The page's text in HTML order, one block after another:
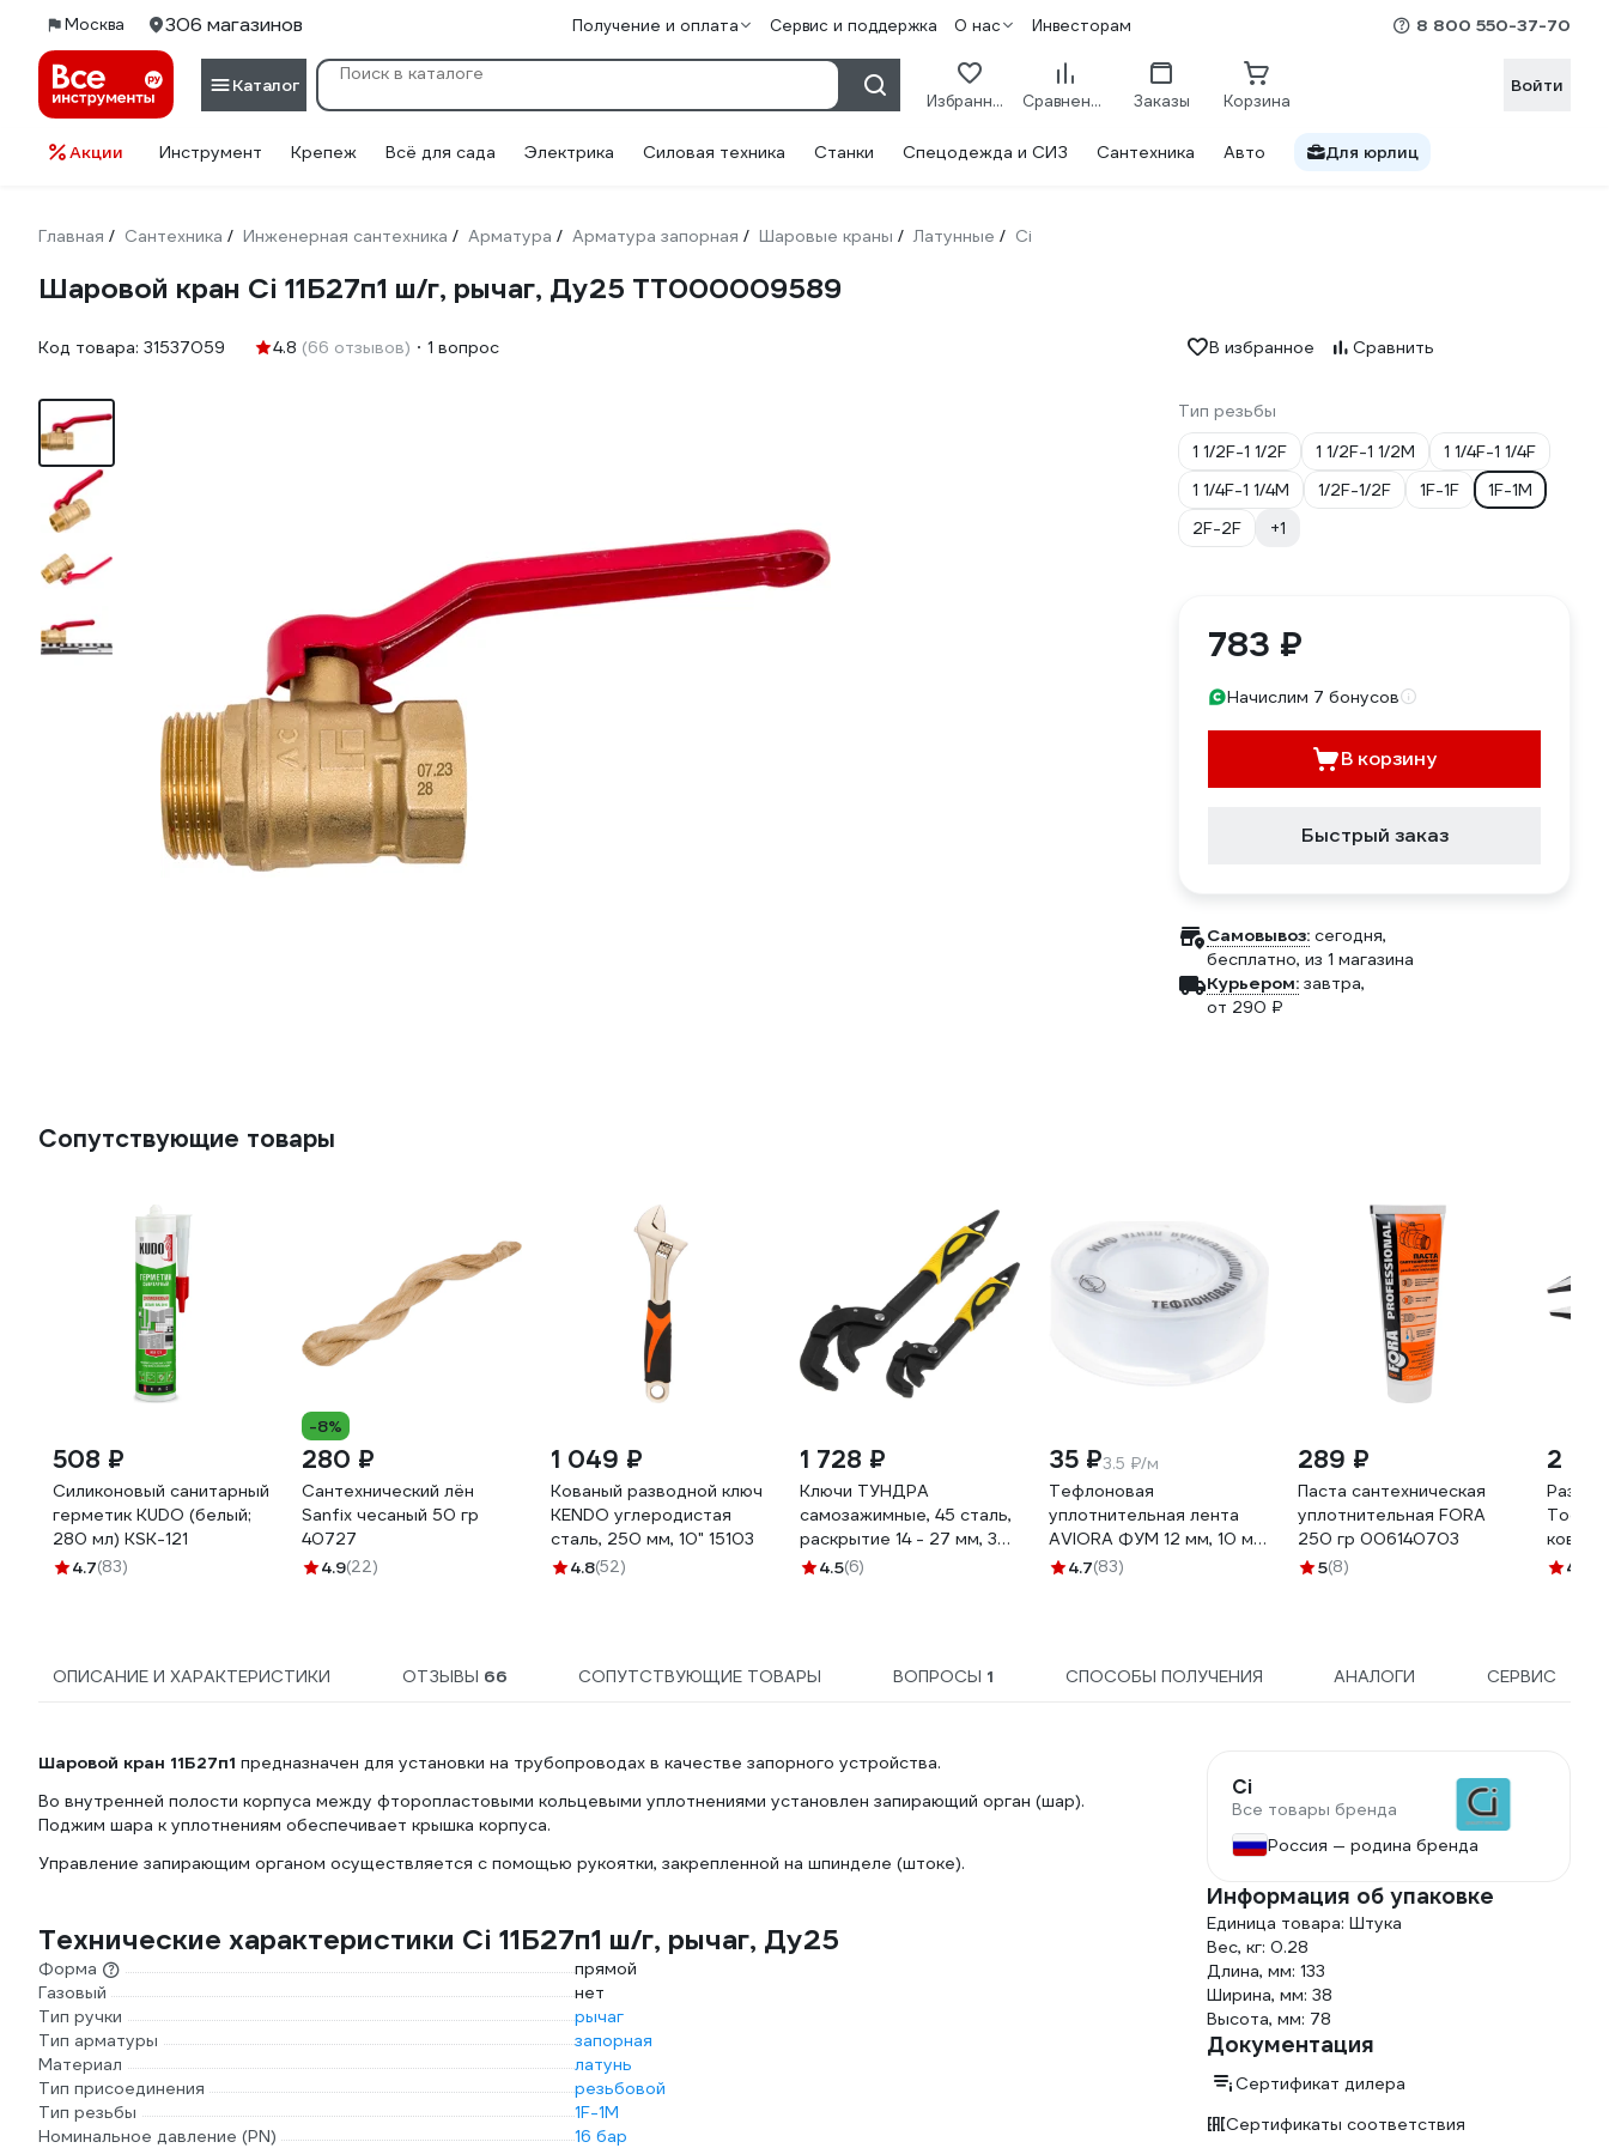
Москва 306 магазинов Получение и оплата Сервис и поддержка О нас Инвесторам 8 800 550-37-70
Каталог
Избранное Сравнение Заказы Корзина
Войти
Акции Инструмент Крепеж Всё для сада Электрика Силовая техника Станки Спецодежда и СИЗ Сантехника Авто Для юрлиц
Главная / Сантехника / Инженерная сантехника / Арматура / Арматура запорная / Шаровые краны / Латунные / Ci
Шаровой кран Ci 11Б27п1 ш/г, рычаг, Ду25 ТТ000009589
Код товара: 31537059 4.8 (66 отзывов) 1 вопрос В избранное Сравнить
Тип резьбы
1 1/2F-1 1/2F
1 1/2F-1 1/2M
1 1/4F-1 1/4F
1 1/4F-1 1/4M
1/2F-1/2F 1F-1F
1F-1M
2F-2F
+1
783 ₽
Начислим 7 бонусов
В корзину
Быстрый заказ
Самовывоз: сегодня,
бесплатно, из 1 магазина
Курьером: завтра,
от 290 ₽
Сопутствующие товары
508 ₽
Силиконовый санитарный
герметик KUDO (белый;
280 мл) KSK-121
4.7(83)
-8%
280 ₽
Сантехнический лён
Sanfix чесаный 50 гр
40727
4.9(22)
1 049 ₽
Кованый разводной ключ
KENDO углеродистая
сталь, 250 мм, 10" 15103
4.8(52)
1 728 ₽
Ключи ТУНДРА
самозажимные, 45 сталь,
раскрытие 14 - 27 мм, 30
- 63 мм, 265 и 380 мм, 2
4.5(6)
35 ₽3.5 ₽/м
Тефлоновая
уплотнительная лента
AVIORA ФУМ 12 мм, 10 м
302-117
4.7(83)
289 ₽
Паста сантехническая
уплотнительная FORA
250 гр 006140703
5(8)
2
Tools
4.8
ОПИСАНИЕ И ХАРАКТЕРИСТИКИ ОТЗЫВЫ 66 СОПУТСТВУЮЩИЕ ТОВАРЫ ВОПРОСЫ 1 СПОСОБЫ ПОЛУЧЕНИЯ АНАЛОГИ СЕРВИС
Шаровой кран 11Б27п1 предназначен для установки на трубопроводах в качестве запорного устройства.
Во внутренней полости корпуса между фторопластовыми кольцевыми уплотнениями установлен запирающий орган (шар).
Поджим шара к уплотнениям обеспечивает крышка корпуса.
Управление запирающим органом осуществляется с помощью рукоятки, закрепленной на шпинделе (штоке).
Технические характеристики Ci 11Б27п1 ш/г, рычаг, Ду25
Форма
прямой
Газовый
нет
Тип ручки
рычаг
Тип арматуры
запорная
Материал
латунь
Тип присоединения
резьбовой
Тип резьбы
1F-1M
Номинальное давление (PN)
16 бар
Ci
Все товары бренда
Россия — родина бренда
Информация об упаковке
Единица товара: Штука
Вес, кг: 0.28
Длина, мм: 133
Ширина, мм: 38
Высота, мм: 78
Документация
Сертификат дилера
Сертификаты соответствия